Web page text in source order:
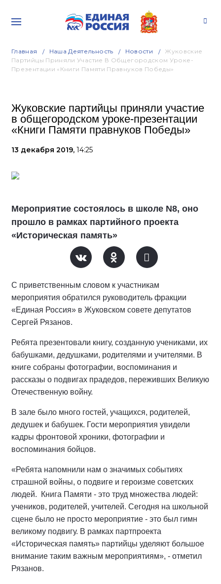
Главная Наша Деятельность Новости
Жуковские
Партийцы Приняли Участие В Общегородском Уроке-
Презентации «Книги Памяти Правнуков Победы»
Жуковские партийцы приняли участие
в общегородском уроке-презентации
«Книги Памяти правнуков Победы»
13 декабря 2019, 14:25
Мероприятие состоялось в школе N8, оно
прошло в рамках партийного проекта
«Историческая память»
С приветственным словом к участникам
мероприятия обратился руководитель фракции
«Единая Россия» в Жуковском совете депутатов
Сергей Рязанов.
Ребята презентовали книгу, созданную учениками, их
бабушками, дедушками, родителями и учителями. В
книге собраны фотографии, воспоминания и
рассказы о подвигах прадедов, переживших Великую
Отечественную войну.
В зале было много гостей, учащихся, родителей,
дедушек и бабушек. Гости мероприятия увидели
кадры фронтовой хроники, фотографии и
воспоминания бойцов.
«Ребята напомнили нам о значимых событиях
страшной войны, о подвиге и героизме советских
людей. Книга Памяти - это труд множества людей:
учеников, родителей, учителей. Сегодня на школьной
сцене было не просто мероприятие - это был гимн
великому подвигу. В рамках партпроекта
«Историческая память» партийцы уделяют большое
внимание таким важным мероприятиям», - отметил
Рязанов.